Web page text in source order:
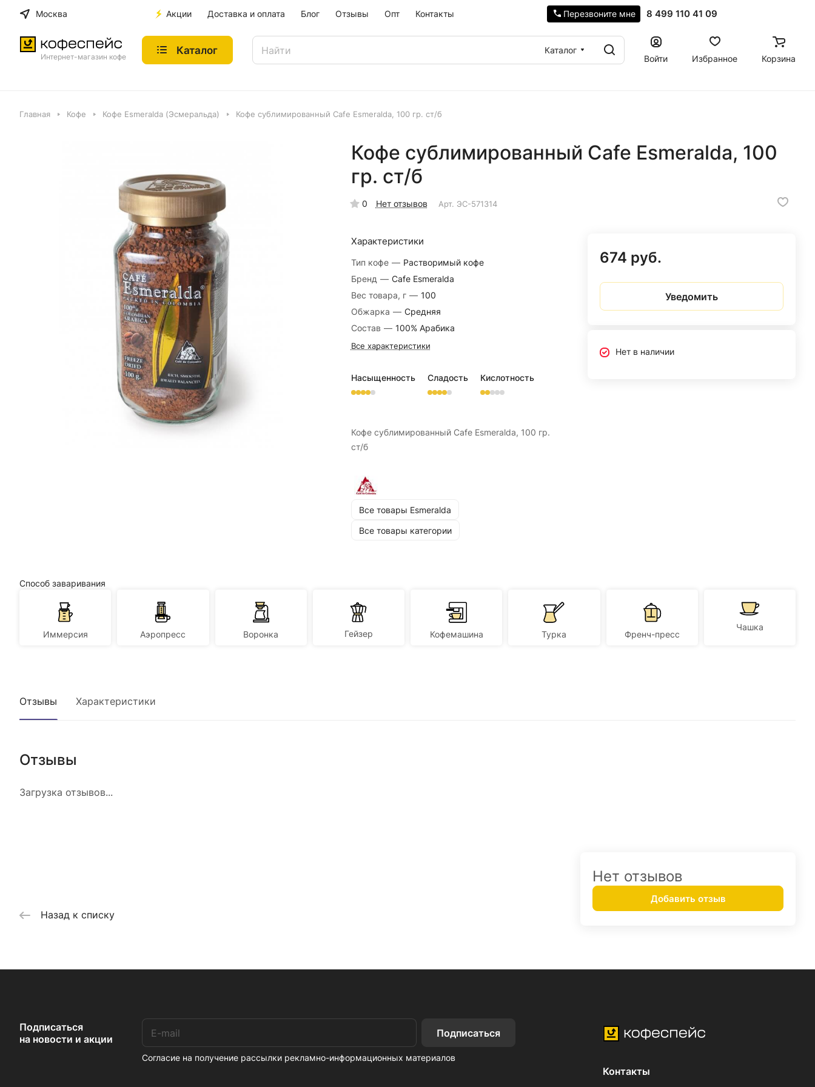
Москва Акции Доставка и оплата Блог Отзывы Опт Контакты 8 499 110 41 09
Перезвоните мне
Интернет-магазин кофе
Каталог
Каталог
Войти
Избранное Корзина
Главная Кофе Кофе Esmeralda (Эсмеральда) Кофе сублимированный Cafe Esmeralda, 100 гр. ст/б
Кофе сублимированный Cafe Esmeralda, 100
гр. ст/б
0 Нет отзывов Арт. ЭС-571314
Характеристики
Тип кофе — Растворимый кофе
Бренд — Cafe Esmeralda
Вес товара, г — 100
Обжарка — Средняя
Состав — 100% Арабика
Все характеристики
Насыщенность Сладость Кислотность
Кофе сублимированный Cafe Esmeralda, 100 гр.
ст/б
Все товары Esmeralda
Все товары категории
674 руб.
Уведомить
Нет в наличии
Способ заваривания
Иммерсия Аэропресс Воронка Гейзер Кофемашина Турка Френч-пресс
Чашка
Отзывы Характеристики
Отзывы
Загрузка отзывов...
Нет отзывов
Добавить отзыв
Назад к списку
Подписаться
на новости и акции
Подписаться
Согласие на получение рассылки рекламно-информационных материалов
Контакты